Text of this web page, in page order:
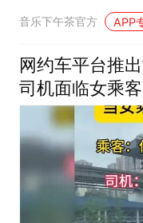
天也这么操作吗
音乐下午茶官方 APP
网约车平台推
司机面临女乘